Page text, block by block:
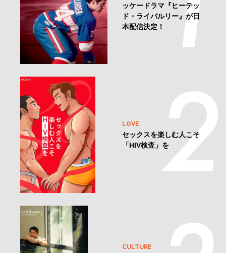
ッケードラマ『ヒーテッ
ド・ライバルリー』が日
本配信決定！
LOVE
セックスを楽しむ人こそ
「HIV検査」を
CULTURE